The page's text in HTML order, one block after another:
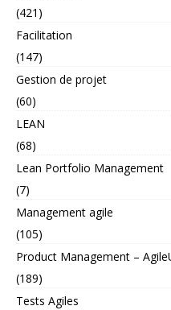
(421)
Facilitation
(147)
Gestion de projet
(60)
LEAN
(68)
Lean Portfolio Management
(7)
Management agile
(105)
Product Management –
(189)
Tests Agiles